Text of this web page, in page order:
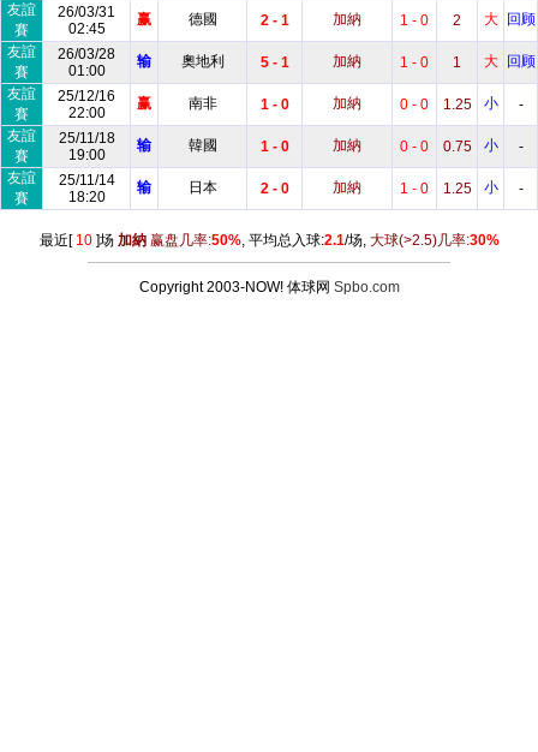
友誼
賽
26/03/31
02:45
赢 德國 2 - 1 加納 1 - 0 2 大
回顾
友誼
賽
26/03/28
01:00
输 奧地利 5 - 1 加納 1 - 0 1 大
回顾
友誼
賽
25/12/16
22:00
赢 南非 1 - 0 加納 0 - 0 1.25 小
-
友誼
賽
25/11/18
19:00
输 韓國 1 - 0 加納 0 - 0 0.75 小
-
友誼
賽
25/11/14
18:20
输 日本 2 - 0 加納 1 - 0 1.25 小 -
最近[ 10]场 加納赢盘几率:50%, 平均总入球:2.1/场, 大球(>2.5)几率:30%
Copyright 2003-NOW! 体球网 Spbo.com